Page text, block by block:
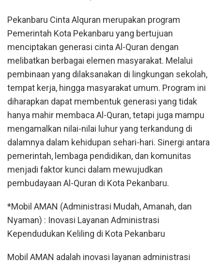
Pekanbaru Cinta Alquran merupakan program
Pemerintah Kota Pekanbaru yang bertujuan
menciptakan generasi cinta Al-Quran dengan
melibatkan berbagai elemen masyarakat. Melalui
pembinaan yang dilaksanakan di lingkungan sekolah,
tempat kerja, hingga masyarakat umum. Program ini
diharapkan dapat membentuk generasi yang tidak
hanya mahir membaca Al-Quran, tetapi juga mampu
mengamalkan nilai-nilai luhur yang terkandung di
dalamnya dalam kehidupan sehari-hari. Sinergi antara
pemerintah, lembaga pendidikan, dan komunitas
menjadi faktor kunci dalam mewujudkan
pembudayaan Al-Quran di Kota Pekanbaru.
*Mobil AMAN (Administrasi Mudah, Amanah, dan
Nyaman) : Inovasi Layanan Administrasi
Kependudukan Keliling di Kota Pekanbaru
Mobil AMAN adalah inovasi layanan administrasi